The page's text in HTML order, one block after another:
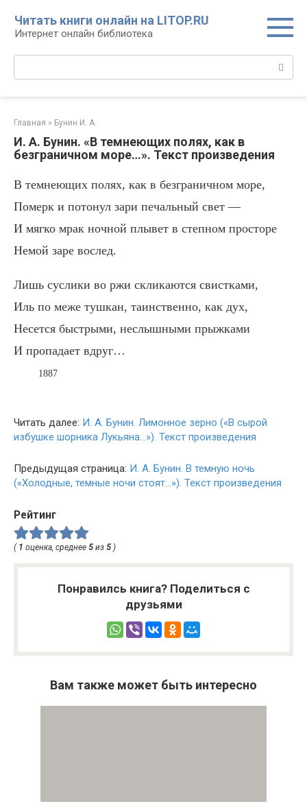
контенту
Читать книги онлайн на LITOP.RU
Интернет онлайн библиотека
Главная » Бунин И. А.
И. А. Бунин. «В темнеющих полях, как в
безграничном море…». Текст произведения
В темнеющих полях, как в безграничном море,
Померк и потонул зари печальный свет —
И мягко мрак ночной плывет в степном просторе
Немой заре вослед.
Лишь суслики во ржи скликаются свистками,
Иль по меже тушкан, таинственно, как дух,
Несется быстрыми, неслышными прыжками
И пропадает вдруг…
1887
Читать далее: И. А. Бунин. Лимонное зерно («В сырой
избушке шорника Лукьяна…»). Текст произведения
Предыдущая страница: И. А. Бунин. В темную ночь
(«Холодные, темные ночи стоят…»). Текст произведения
Рейтинг
( 1 оценка, среднее 5 из 5 )
Понравилсь книга? Поделиться с
друзьями
Вам также может быть интересно